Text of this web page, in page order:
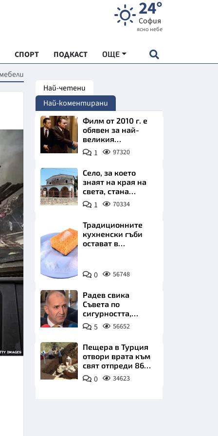
24°
София
ясно небе
СПОРТ ПОДКАСТ ОЩЕ
"ЧУДЕСАТА НА БЪЛГАРИЯ"
ХРАНА
ИКОНОМИКА
Най-четени
Най-коментирани
Филм от 2010 г. е
обявен за най-
великия
психологически
трилър в
1 97320
Село, за което
знаят на края на
света, стана
имотно бижу на
София. Къщи с
1 70334
Снимка:
Пиксабей
Традиционните
кухненски гъби
остават в
0 56748
Радев свика
Съвета по
сигурността,
следва ключово
изявление
5 56652
Пещера в Турция
отвори врата към
свят отпреди 86
000 години
0 34623